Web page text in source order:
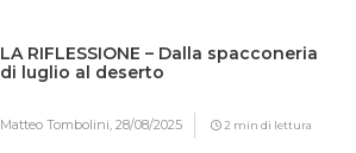
LA RIFLESSIONE – Dalla spacconeria
di luglio al deserto
Matteo Tombolini,28/08/2025 2 min di lettura